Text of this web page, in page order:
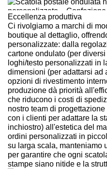
Eccellenza produttiva
Ci rivolgiamo a marchi di
boutique al dettaglio,
personalizzate: dalla
cartone ondulato (per
loghi/testo personalizzati in
dimensioni (per adattarsi ad
opzioni di rivestimento
produzione dà priorità
che riducono i costi di
nostro team di
con i clienti per adattare la
inchiostro) all'estetica del
ordini personalizzati in
su larga scala, manteniamo
per garantire che ogni
stampe siano nitide e la